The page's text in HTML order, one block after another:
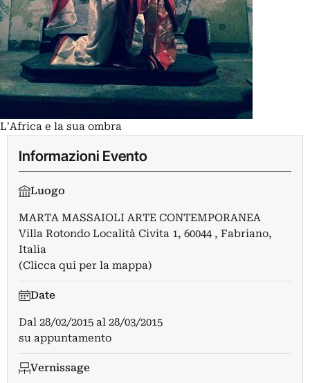
L'Africa e la sua ombra
Informazioni Evento
Luogo
MARTA MASSAIOLI ARTE CONTEMPORANEA
Villa Rotondo Località Civita 1, 60044 , Fabriano,
Italia
(Clicca qui per la mappa)
Date
Dal 28/02/2015 al 28/03/2015
su appuntamento
Vernissage